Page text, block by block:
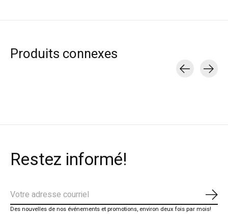
Produits connexes
Restez informé!
Des nouvelles de nos événements et promotions, environ deux fois par mois!